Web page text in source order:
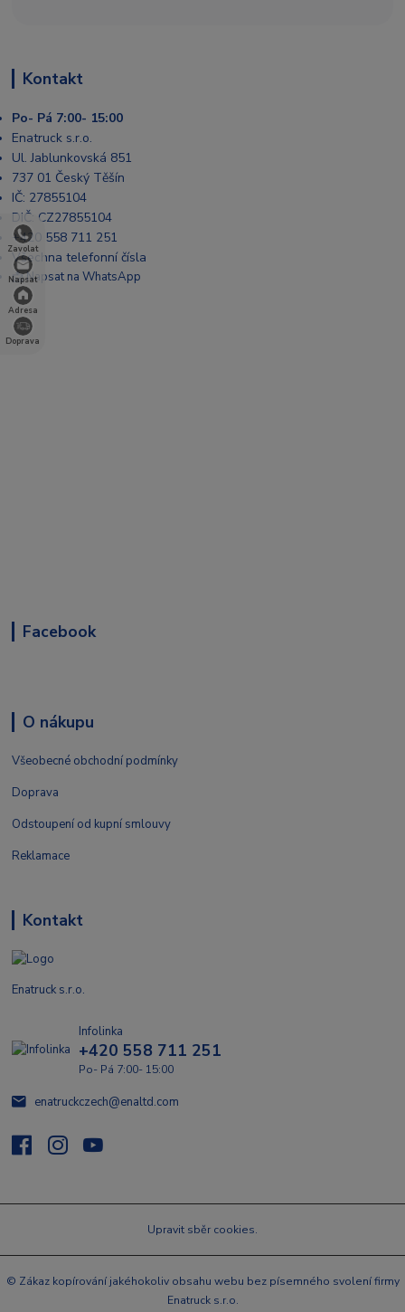
Zavolat
Napsat
Adresa
Doprava
Kontakt
Po- Pá 7:00- 15:00
Enatruck s.r.o.
Ul. Jablunkovská 851
737 01 Český Těšín
IČ: 27855104
DIČ: CZ27855104
+420 558 711 251
Všechna telefonní čísla
📩 Napsat na WhatsApp
Facebook
O nákupu
Všeobecné obchodní podmínky
Doprava
Odstoupení od kupní smlouvy
Reklamace
Kontakt
Enatruck s.r.o.
Infolinka
+420 558 711 251
Po- Pá 7:00- 15:00
enatruckczech@enaltd.com
Upravit sběr cookies.
© Zákaz kopírování jakéhokoliv obsahu webu bez písemného svolení firmy
Enatruck s.r.o.